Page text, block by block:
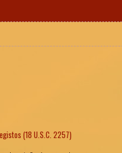
(18 U.S.C. 2257)